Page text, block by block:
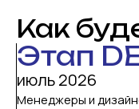
Как
Этап
июль 2026
Менеджеры и